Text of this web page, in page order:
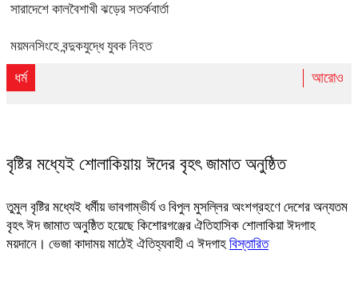
সারাদেশে কালবৈশাখী ঝড়ের সতর্কবার্তা
ময়মনসিংহে বন্দুকযুদ্ধে যুবক নিহত
ধর্ম আরোও
বৃষ্টির মধ্যেই শোলা‌কিয়ায় ঈদের বৃহৎ জামাত অনুষ্ঠিত
তুমুল বৃষ্টির মধ্যেই ধর্মীয় ভাবগাম্ভীর্য ও বিপুল মুসল্লির অংশগ্রহণে দেশের অন্যতম
বৃহৎ ঈদ জামাত অনুষ্ঠিত হয়েছে কিশোরগঞ্জের ঐতিহাসিক শোলাকিয়া ঈদগাহ
ময়দানে। ভেজা কাদাময় মাঠেই ঐতিহ্যবাহী এ ঈদগাহ বিস্তারিত